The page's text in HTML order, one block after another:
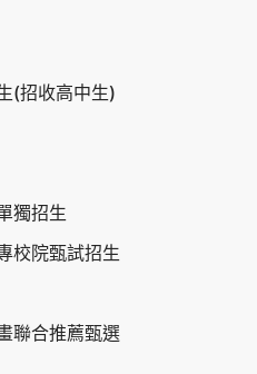
(招收高中生)
獨招生
校院甄試招生
聯合推薦甄選